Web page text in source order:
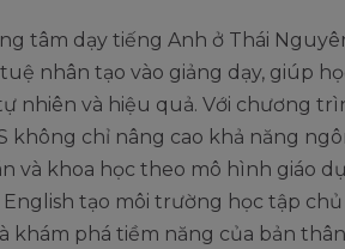
tâm dạy tiếng Anh ở Thái
nhân tạo vào giảng dạy, giúp
nhiên và hiệu quả. Với chương
không chỉ nâng cao khả năng
và khoa học theo mô hình giáo
tạo môi trường học tập
khám phá tiềm năng của bản